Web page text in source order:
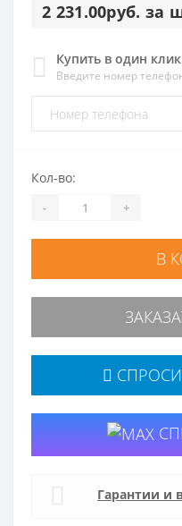
2 231.00руб. за
Купить в один клик
Введите номер
Кол-во:
- +
В
Гарантии и